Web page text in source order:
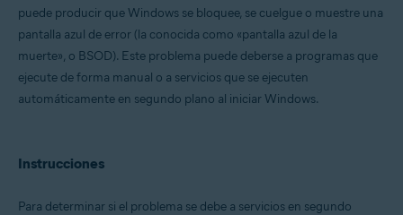
Avast Free Antivirus 22.x
Sistemas operativos:
Microsoft Windows 11 Home/Pro/Enterprise/Education
Microsoft Windows 10 Home/Pro/Enterprise/Education - 32 o 64 bits
Premium/Professional/Enterprise/Ultimate - Service Pack 1 con
puede producir que Windows se bloquee, se cuelgue o muestre una
pantalla azul de error (la conocida como «pantalla azul de la
muerte», o BSOD). Este problema puede deberse a programas que
ejecute de forma manual o a servicios que se ejecuten
automáticamente en segundo plano al iniciar Windows.
Instrucciones
Para determinar si el problema se debe a servicios en segundo